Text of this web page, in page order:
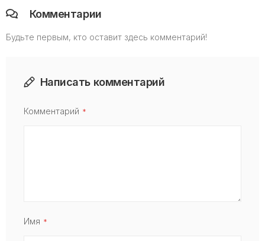
Комментарии
Будьте первым, кто оставит здесь комментарий!
Написать комментарий
Комментарий
Имя